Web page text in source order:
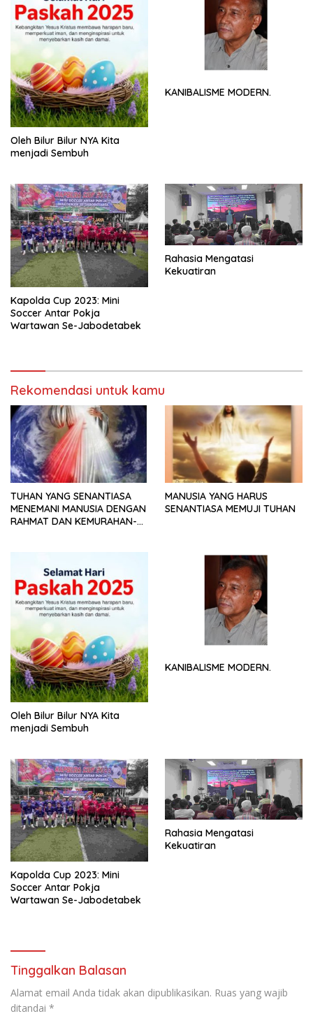
Oleh Bilur Bilur NYA Kita
menjadi Sembuh
KANIBALISME MODERN.
Kapolda Cup 2023: Mini
Soccer Antar Pokja
Wartawan Se-Jabodetabek
Rahasia Mengatasi
Kekuatiran
Rekomendasi untuk kamu
TUHAN YANG SENANTIASA
MENEMANI MANUSIA DENGAN
RAHMAT DAN KEMURAHAN-
MANUSIA YANG HARUS
SENANTIASA MEMUJI TUHAN
Oleh Bilur Bilur NYA Kita
menjadi Sembuh
KANIBALISME MODERN.
Kapolda Cup 2023: Mini
Soccer Antar Pokja
Wartawan Se-Jabodetabek
Rahasia Mengatasi
Kekuatiran
Tinggalkan Balasan
Alamat email Anda tidak akan dipublikasikan. Ruas yang wajib
ditandai *